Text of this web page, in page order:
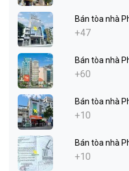
Bán tòa nhà
+47
Bán tòa nhà
+60
Bán tòa nhà
+10
Bán tòa nhà
+10